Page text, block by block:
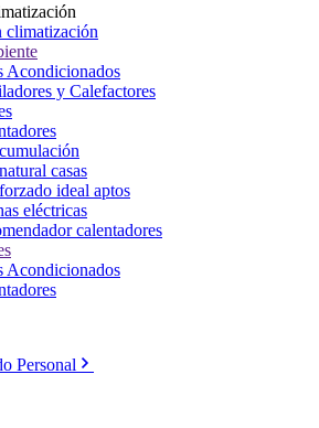
climatización
Acondicionados
y Calefactores
casas
ideal aptos
eléctricas
calentadores
Acondicionados
Personal